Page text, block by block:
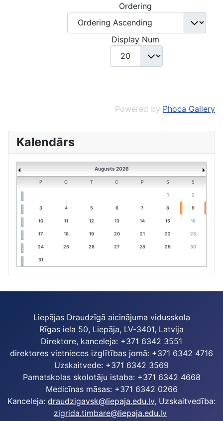
Ordering
Display Num
Powered by Phoca Gallery
Kalendārs
Augusts 2026
P O T C P S S
1 2
3 4 5 6 7 8 9
10 11 12 13 14 15 16
17 18 19 20 21 22 23
24 25 26 27 28 29 30
31
Liepājas Draudzīgā aicinājuma vidusskola
Rīgas iela 50, Liepāja, LV-3401, Latvija
Direktore, kanceleja: +371 6342 3551
direktores vietnieces izglītības jomā: +371 6342 4716
Uzskaitvede: +371 6342 3569
Pamatskolas skolotāju istaba: +371 6342 4668
Medicīnas māsas: +371 6342 0266
Kanceleja: draudzigavsk@liepaja.edu.lv, Uzskaitvedība:
zigrida.timbare@liepaja.edu.lv